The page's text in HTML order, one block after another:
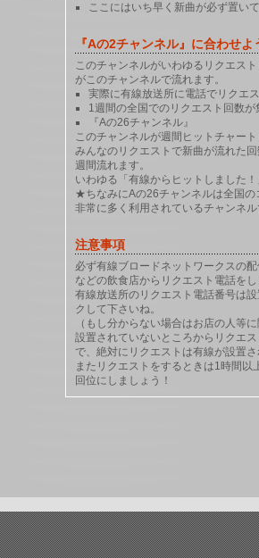
ここにはいち早く新曲が必ず置いて
『Aの2チャンネル』に合わせよ
このチャンネルがいわゆるリクエス
がこのチャンネルで流れます。
実際に有線放送所に電話でリクエ
1週間の全国でのリクエスト回数が
『Aの26チャンネル』
このチャンネルが週間ヒットチャート
みんなのリクエストで新曲が流れた
週間流れます。
いわゆる「有線からヒットしました
★ちなみにAの26チャンネルは全国の
非常に多く利用されているチャンネル
注意事項
必ず有線ブロードネットワークスの
などの飲食店からリクエスト電話をし
有線放送所のリクエスト電話番号は
クして下さいね。
（もし分からない場合はお店の人等
設置されていないところからリクエ
で、絶対にリクエストは有線が設置
またリクエストをするときは1時間
回位にしましょう！